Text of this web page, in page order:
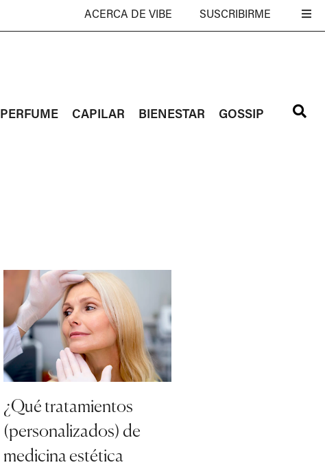
ACERCA DE VIBE SUSCRIBIRME
PERFUME CAPILAR BIENESTAR GOSSIP
¿Qué tratamientos
(personalizados) de
medicina estética